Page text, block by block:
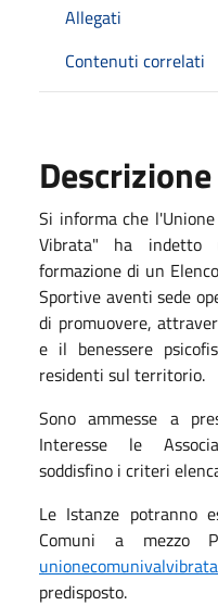
Allegati
Contenuti correlati
Descrizione
Si informa che
Vibrata" ha indetto
formazione di un
Sportive aventi sede
di promuovere,
e il benessere
residenti sul territorio.
Sono ammesse a
Interesse le
soddisfino i criteri
Le Istanze potranno
Comuni a mezzo
predisposto.